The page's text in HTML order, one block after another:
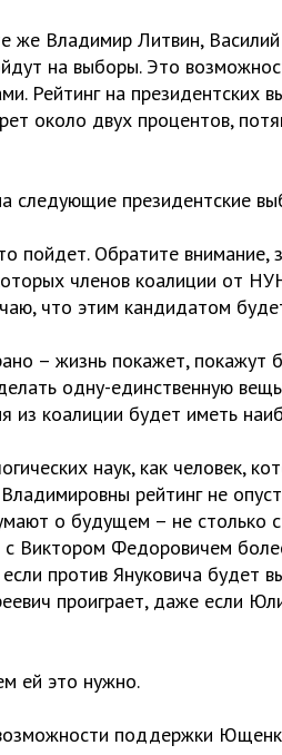
же Владимир Литвин, Василий
на выборы. Это
Рейтинг на президентских
около двух процентов,
следующие президентские
пойдет. Обратите внимание,
членов коалиции от
что этим кандидатом
– жизнь покажет, покажут
одну-единственную
из коалиции будет иметь
наук, как человек,
рейтинг не
о будущем – не столько
Виктором Федоровичем
против Януковича
проиграет, даже если
ей это нужно.
поддержки